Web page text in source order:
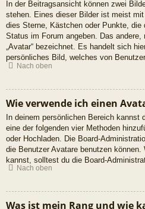
In der Beitragsansicht können zwei
stehen. Eines dieser Bilder ist meist
dies Sterne, Kästchen oder Punkte, die
Status im Forum angeben. Das
„Avatar“ bezeichnet. Es handelt sich
persönliches Bild, welches von
Nach oben
Wie verwende ich einen
In deinem persönlichen Bereich kannst
eine der folgenden vier Methoden
oder Hochladen. Die Board-
die Benutzer Avatare benutzen
kannst, solltest du die Board-
Nach oben
Was ist mein Rang und wie